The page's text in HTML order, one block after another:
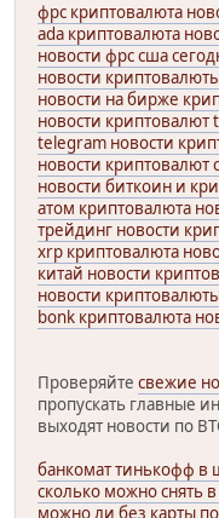
фрс криптовалюта
ada криптовалюта
новости фрс сша
новости
новости на бирже
новости криптовалют
telegram новости
новости криптовалют
новости биткоин и
атом криптовалюта
трейдинг новости
xrp криптовалюта
китай новости
новости
bonk криптовалюта
Проверяйте свежие
пропускать главные
выходят новости по
банкомат тинькофф в
сколько можно снять